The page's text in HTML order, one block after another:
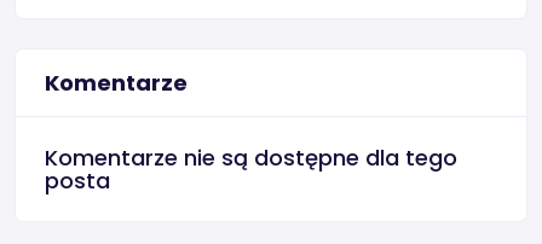
Komentarze
Komentarze nie są dostępne dla tego
posta